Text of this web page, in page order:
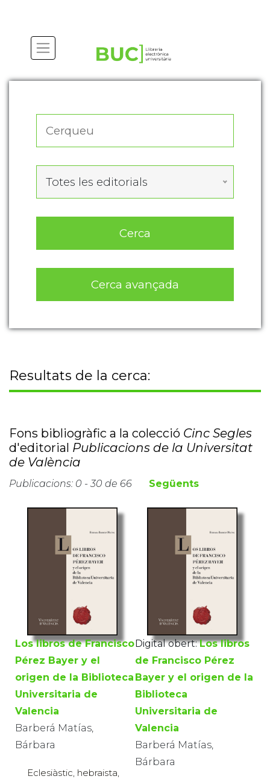
Totes les editorials
Cerca
Cerca avançada
Resultats de la cerca:
Fons bibliogràfic a la colecció Cinc Segles
d'editorial Publicacions de la Universitat
de València
Publicacions: 0 - 30 de 66 Següents
Los libros de Francisco
Pérez Bayer y el
origen de la Biblioteca
Universitaria de
Valencia
Barberá Matías,
Bárbara
Eclesiàstic, hebraista,
Digital obert: Los libros
de Francisco Pérez
Bayer y el origen de la
Biblioteca
Universitaria de
Valencia
Barberá Matías,
Bárbara